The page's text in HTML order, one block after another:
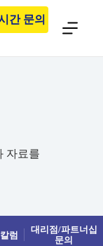
간 문의
자료를
럼
대리점/파트너십
문의